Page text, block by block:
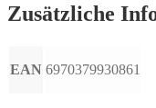
Zusätzliche
EAN 6970379930861